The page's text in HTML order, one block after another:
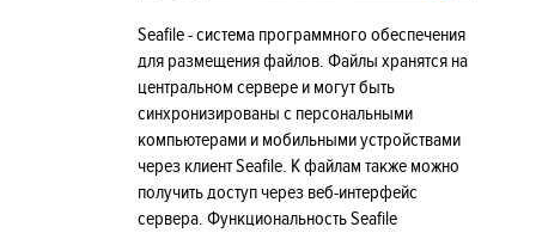
Seafile - система программного обеспечения
для размещения файлов. Файлы хранятся на
центральном сервере и могут быть
синхронизированы с персональными
компьютерами и мобильными устройствами
через клиент Seafile. К файлам также можно
получить доступ через веб-интерфейс
сервера. Функциональность Seafile